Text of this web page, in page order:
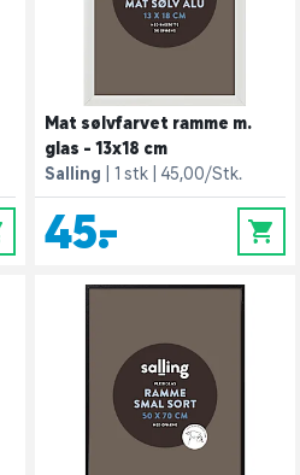
Mat sølvfarvet ramme m.
glas - 13x18 cm
Salling
1 stk 45,00/Stk.
45,- 0